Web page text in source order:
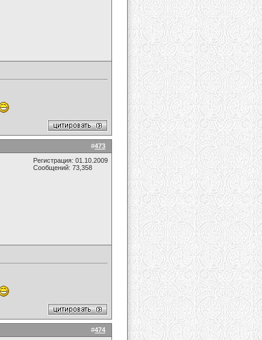
#473
Регистрация: 01.10.2009
Сообщений: 73,358
#474